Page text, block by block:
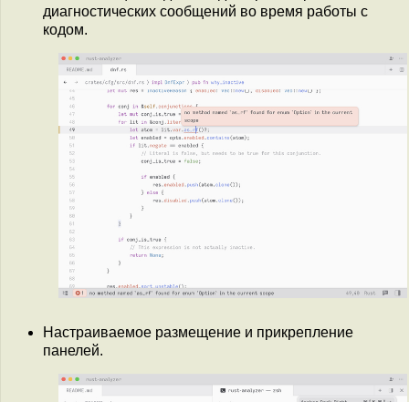
диагностических сообщений во время работы с
кодом.
Настраиваемое размещение и прикрепление
панелей.